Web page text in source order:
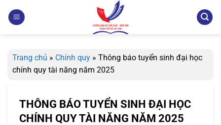
qua
Trang chủ » Chính quy » Thông báo tuyển sinh đại học
chính quy tài năng năm 2025
THÔNG BÁO TUYỂN SINH ĐẠI HỌC
CHÍNH QUY TÀI NĂNG NĂM 2025